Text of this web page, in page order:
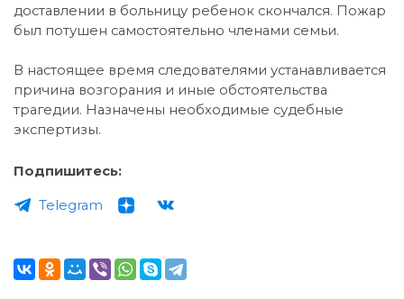
доставлении в больницу ребенок скончался. Пожар
был потушен самостоятельно членами семьи.
В настоящее время следователями устанавливается
причина возгорания и иные обстоятельства
трагедии. Назначены необходимые судебные
экспертизы.
Подпишитесь:
Telegram